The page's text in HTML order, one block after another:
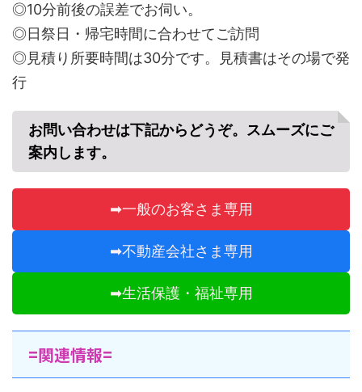
◎10分前後の誤差でお伺い。
◎日祭日・帰宅時間に合わせてご訪問
◎見積り所要時間は30分です。見積書はその場で発
行
お問い合わせは下記からどうぞ。スムーズにご
案内します。
➡一般のお客さま専用
➡不動産会社さま専用
➡生活保護・福祉専用
=関連情報=